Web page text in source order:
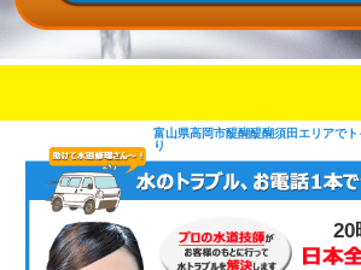
富山県高岡市醍醐醍醐須田エリアで
り
20